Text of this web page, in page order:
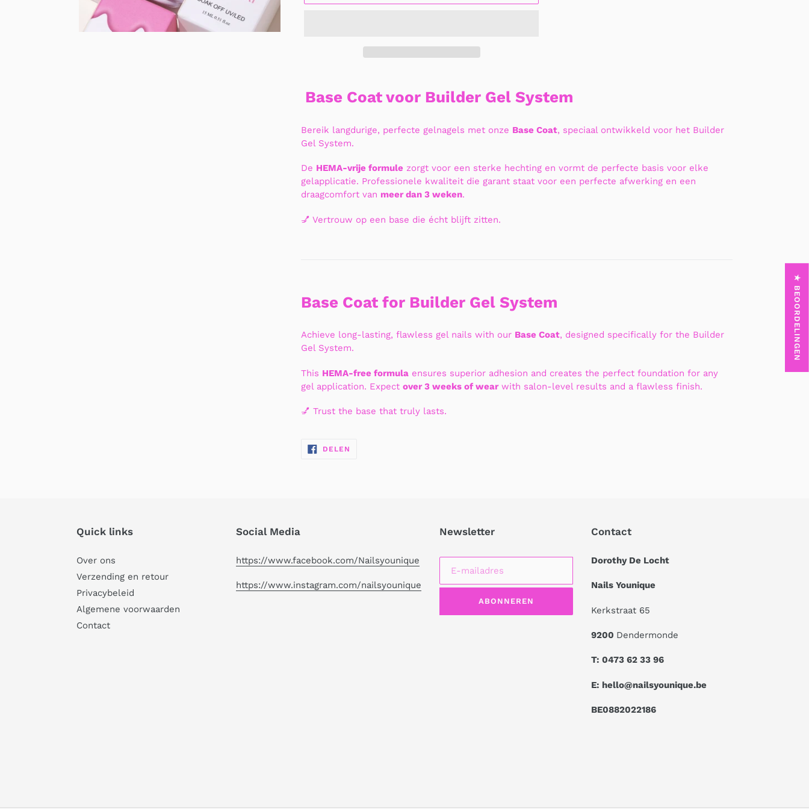
toegevoegen
aan
winkelwagen
Base Coat voor Builder Gel System
Bereik langdurige, perfecte gelnagels met onze Base Coat, speciaal ontwikkeld voor het Builder
Gel System.
De HEMA-vrije formule zorgt voor een sterke hechting en vormt de perfecte basis voor elke
gelapplicatie. Professionele kwaliteit die garant staat voor een perfecte afwerking en een
draagcomfort van meer dan 3 weken.
💅 Vertrouw op een base die écht blijft zitten.
Base Coat for Builder Gel System
Achieve long-lasting, flawless gel nails with our Base Coat, designed specifically for the Builder
Gel System.
This HEMA-free formula ensures superior adhesion and creates the perfect foundation for any
gel application. Expectover 3 weeks of wearwith salon-level results and a flawless finish.
💅 Trust the base that truly lasts.
DELEN
Quick links
Over ons
Verzending en retour
Privacybeleid
Algemene voorwaarden
Contact
Social Media
https://www.facebook.com/Nailsyounique
https://www.instagram.com/nailsyounique
Newsletter
ABONNEREN
Contact
Dorothy De Locht
Nails Younique
Kerkstraat 65
9200 Dendermonde
T: 0473 62 33 96
E: hello@nailsyounique.be
BE0882022186
★ BEOORDELINGEN